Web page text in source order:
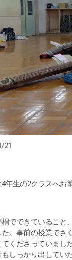
21
年生の2クラスへお
桐でできていること
た。事前の授業でさ
てくださっていまし
もしっかり出してい